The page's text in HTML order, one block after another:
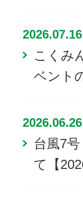
2026.07.16
こくみ
ベント
2026.06.26
台風7
て【